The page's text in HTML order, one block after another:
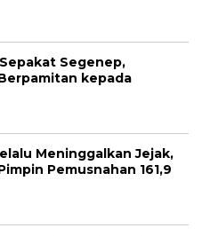
Segenep,
kepada
Meninggalkan Jejak,
Pemusnahan 161,9